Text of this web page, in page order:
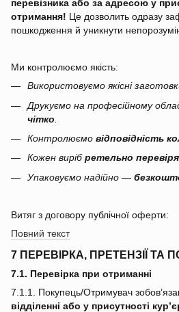
перевізника або за адресою у
отримання! Це дозволить одразу
пошкодження й уникнути
Ми контролюємо якість:
Використовуємо якісні
Друкуємо на професійному
чітко
Контролюємо відповідність
Кожен вирібретельно
Упаковуємо надійно —
Витяг з договору публічної оферти:
Повний текст
7 ПЕРЕВІРКА, ПРЕТЕНЗІЇ ТА
7.1. Перевірка при отриманні
7.1.1. Покупець/Отримувач
відділенні або у присутності